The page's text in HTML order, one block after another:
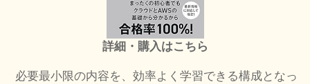
詳細・購入はこちら
必要最小限の内容を、効率よく学習できる構成となっ